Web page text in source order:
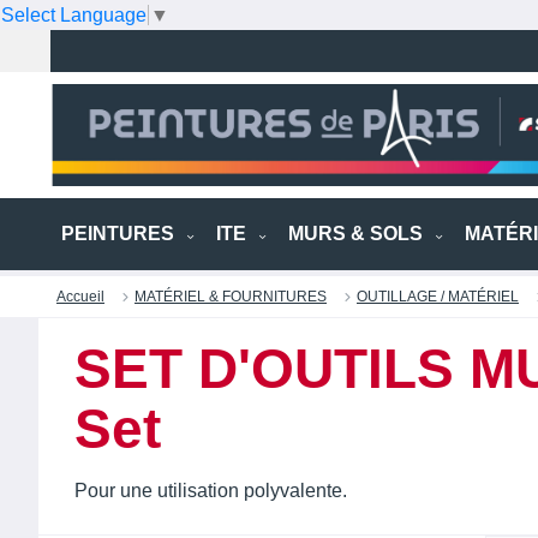
Select Language ▼
PEINTURES ITE MURS & SOLS
Accueil MATÉRIEL & FOURNITURES OUTILLAGE / MATÉRIEL
SET D'OUTILS
Set
Pour une utilisation polyvalente.